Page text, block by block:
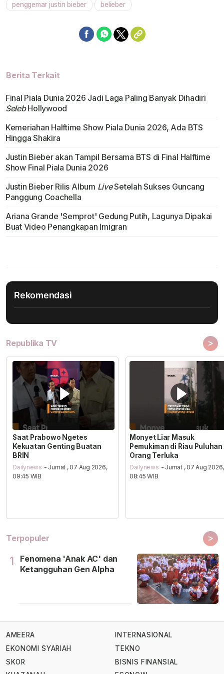
penggemar justin bieber belieber
Berita Terkait
Final Piala Dunia 2026 Jadi Laga Paling Banyak Dihadiri
SelebHollywood
Kemeriahan Halftime Show Piala Dunia 2026, Ada BTS
Hingga Shakira
Justin Bieber akan Tampil Bersama BTS di Final Halftime
Show Final Piala Dunia 2026
Justin Bieber Rilis Album LiveSetelah Sukses Guncang
Panggung Coachella
Ariana Grande 'Semprot' Gedung Putih, Lagunya Dipakai
Buat Video Penangkapan Imigran
Rekomendasi
Republika TV >
Saat Prabowo Ngetes
Kekuatan Genting Buatan
BRIN
Dailynews - Jumat , 07 Aug 2026,
09:45 WIB
Monyet Liar Masuk
Pemukiman di Riau Puluhan
Orang Terluka
Dailynews - Jumat , 07 Aug 2026,
08:45 WIB
Terpopuler >
1
Fenomena 'Anak AC' dan
Ketangguhan Gen Alpha
AMEERA
EKONOMI SYARIAH
SKOR
INTERNASIONAL
TEKNO
BISNIS FINANSIAL